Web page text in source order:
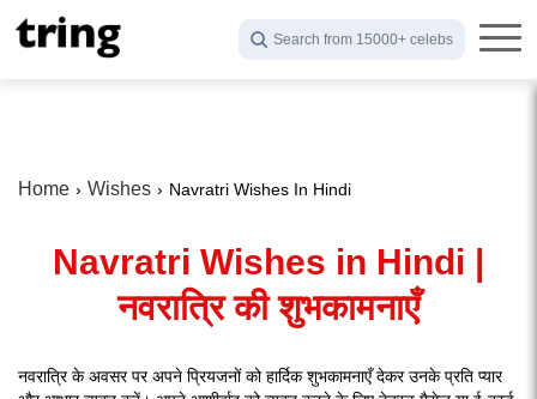
Search from 15000+ celebs
Home Wishes Navratri Wishes In Hindi
Navratri Wishes in Hindi |
नवरात्रि की शुभकामनाएँ
नवरात्रि के अवसर पर अपने प्रियजनों को हार्दिक शुभकामनाएँ देकर उनके प्रति प्यार